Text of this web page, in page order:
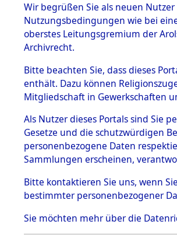
BESTÄNDE
1.
mente
5. Verschiedenes
5.3
Todesmärsche
5.3.1 Alliierte
Erhebungen
zu
Todesmärsch
en
5.3.2
Wir begrüßen Sie als neuen
Nutzungsbedingungen wie bei
oberstes Leitungsgremium der
Archivrecht.
Bitte beachten Sie, dass dieses
enthält. Dazu können
Mitgliedschaft in Gewerkschaften
Als Nutzer dieses Portals sind Sie
Gesetze und die schutzwürdigen
personenbezogene Daten
Sammlungen erscheinen,
Bitte kontaktieren Sie uns, wenn
bestimmter personenbezogener
Sie möchten mehr über die